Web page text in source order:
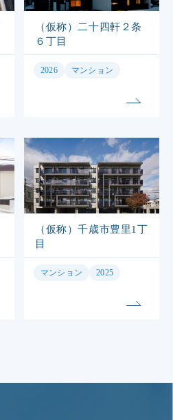
（仮称）二十四軒２条
６丁目
2026 マンション
（仮称）千歳市豊里1丁
目
マンション 2025